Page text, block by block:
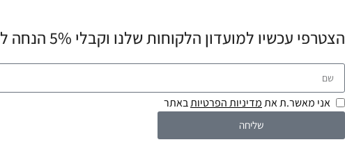
הצטרפי עכשיו למועדון הלקוחות שלנו וקבלי 5% הנחה לרכישה הראשונה שלך! 💌
אני מאשר.ת אתמדיניות הפרטיותבאתר
שליחה